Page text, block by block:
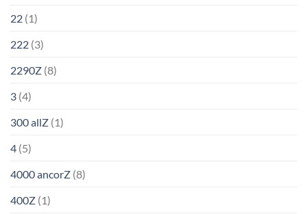
22 (1)
222 (3)
2290Z (8)
3 (4)
300 allZ (1)
4 (5)
4000 ancorZ (8)
400Z (1)